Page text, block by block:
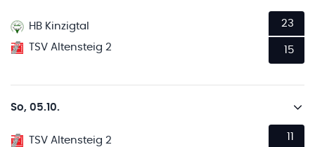
HB Kinzigtal
TSV Altensteig 2
23
15
So, 05.10.
TSV Altensteig 2